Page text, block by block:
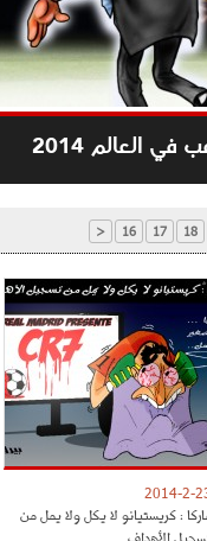
العالم 2014
< 16 17 18
2014-2-
: كريستيانو لا يكل ولا يمل من